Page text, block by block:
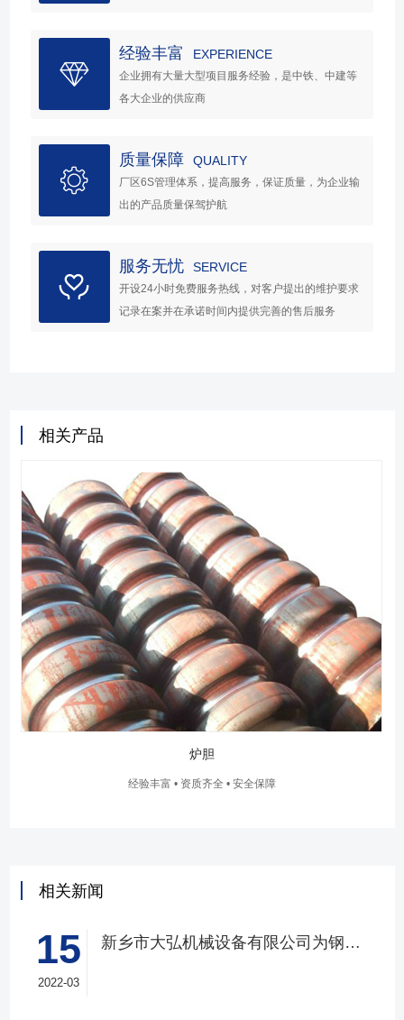
经验丰富 EXPERIENCE
企业拥有大量大型项目服务经验，是中铁、中建等
各大企业的供应商
质量保障 QUALITY
厂区6S管理体系，提高服务，保证质量，为企业输
出的产品质量保驾护航
服务无忧 SERVICE
开设24小时免费服务热线，对客户提出的维护要求
记录在案并在承诺时间内提供完善的售后服务
相关产品
炉胆
经验丰富 • 资质齐全 • 安全保障
相关新闻
15
2022-03
新乡市大弘机械设备有限公司为钢厂定制大型封头